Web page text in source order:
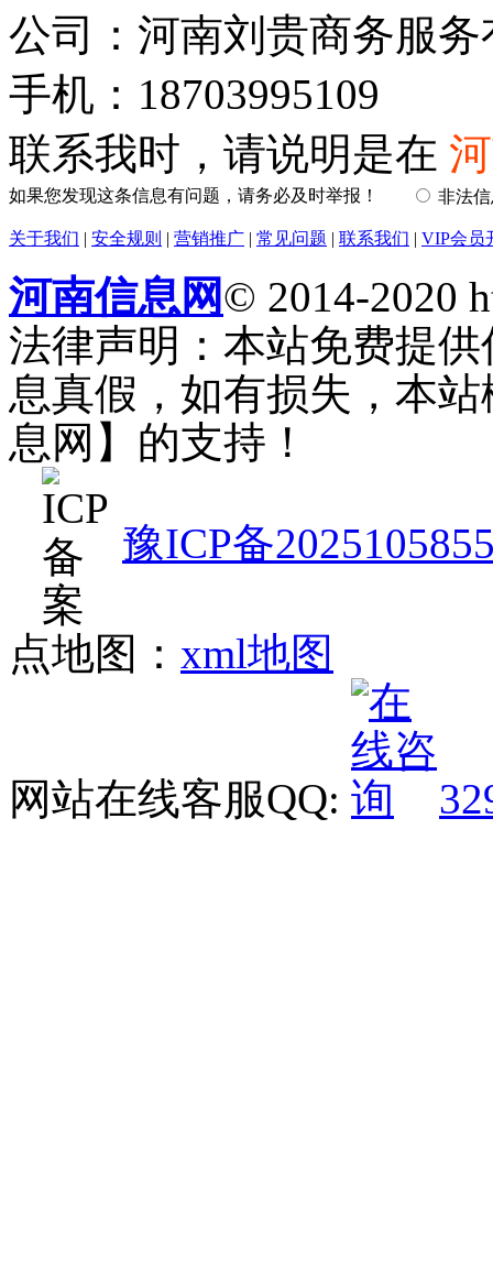
公司：河南刘贵商务服
手机：18703995109
联系我时，请说明是在
如果您发现这条信息有问题，请务必及时举报！ 非法
关于我们 | 安全规则 | 营销推广 | 常见问题 | 联系我们 | VIP会员
河南信息网© 2014-2020
法律声明：本站免费提
息真假，如有损失，本
息网】的支持！
豫ICP备
点地图： xml地图
网站在线客服QQ: